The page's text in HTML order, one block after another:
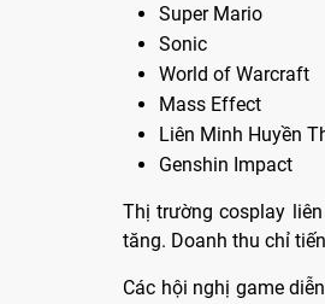
Super Mario
Sonic
World of Warcraft
Mass Effect
Liên Minh Huyền
Genshin Impact
Thị trường cosplay
tăng. Doanh thu chỉ
Các hội nghị game